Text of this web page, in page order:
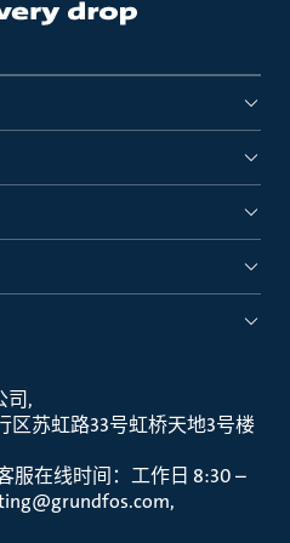
司
区苏虹路33号虹桥天地3号楼
服在线时间：工作日 8:30 –